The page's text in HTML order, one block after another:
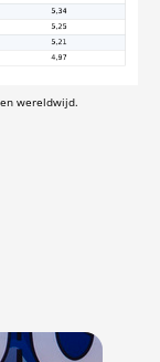
wereldwijd.